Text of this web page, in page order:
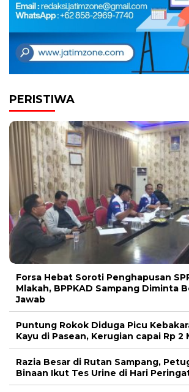
PERISTIWA
Forsa Hebat Soroti Penghapusan
Mlakah, BPPKAD Sampang Diminta
Jawab
Puntung Rokok Diduga Picu
Kayu di Pasean, Kerugian capai Rp 2
Razia Besar di Rutan Sampang,
Binaan Ikut Tes Urine di Hari